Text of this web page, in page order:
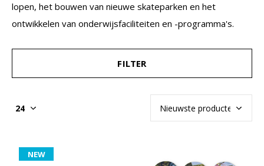
lopen, het bouwen van nieuwe skateparken en het
ontwikkelen van onderwijsfaciliteiten en -programma's.
FILTER
NEW